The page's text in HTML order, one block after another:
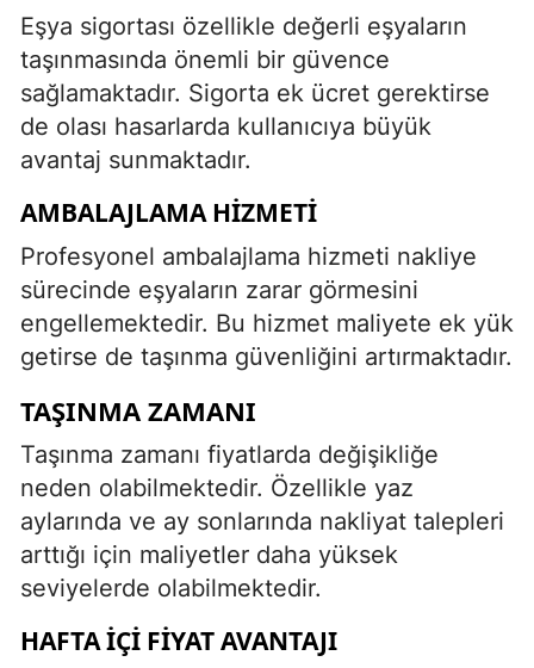
Eşya sigortası özellikle değerli eşyaların
taşınmasında önemli bir güvence
sağlamaktadır. Sigorta ek ücret gerektirse
de olası hasarlarda kullanıcıya büyük
avantaj sunmaktadır.
AMBALAJLAMA HIZMETI
Profesyonel ambalajlama hizmeti nakliye
sürecinde eşyaların zarar görmesini
engellemektedir. Bu hizmet maliyete ek yük
getirse de taşınma güvenliğini artırmaktadır.
TAŞINMA ZAMANI
Taşınma zamanı fiyatlarda değişikliğe
neden olabilmektedir. Özellikle yaz
aylarında ve ay sonlarında nakliyat talepleri
arttığı için maliyetler daha yüksek
seviyelerde olabilmektedir.
HAFTA İÇI FIYAT AVANTAJI